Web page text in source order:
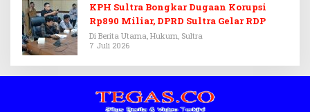
KPH Sultra Bongkar Dugaan Korupsi
Rp890 Miliar, DPRD Sultra Gelar RDP
Di Berita Utama, Hukum, Sultra
7 Juli 2026